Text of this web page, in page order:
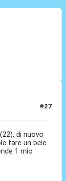
#27
di nuovo
fare un bele
1 mio